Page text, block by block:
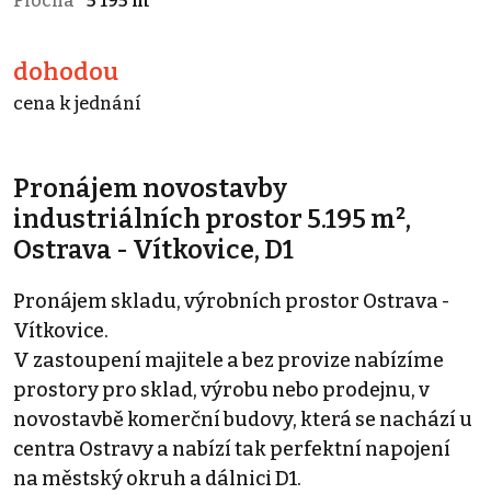
dohodou
cena k jednání
Pronájem novostavby
industriálních prostor 5.195 m²,
Ostrava - Vítkovice, D1
Pronájem skladu, výrobních prostor Ostrava -
Vítkovice.
V zastoupení majitele a bez provize nabízíme
prostory pro sklad, výrobu nebo prodejnu, v
novostavbě komerční budovy, která se nachází u
centra Ostravy a nabízí tak perfektní napojení
na městský okruh a dálnici D1.